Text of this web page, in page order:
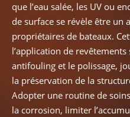
que l’eau salée, les UV ou
de surface se révèle être un
propriétaires de bateaux.
l’application de
antifouling et le polissage,
la préservation de la
Adopter une routine de
la corrosion, limiter